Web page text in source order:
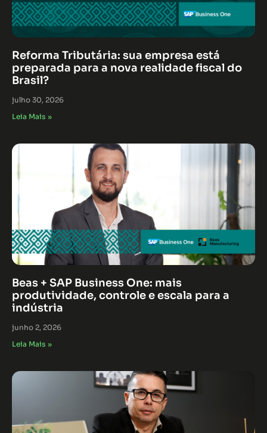
Reforma Tributária: sua empresa está
preparada para a nova realidade fiscal do
Brasil?
julho 30, 2026
Leia Mais »
Beas + SAP Business One: mais
produtividade, controle e escala para a
indústria
junho 2, 2026
Leia Mais »